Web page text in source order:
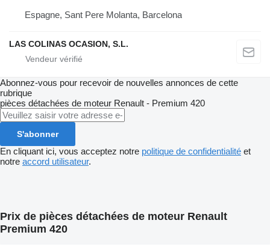
Espagne, Sant Pere Molanta, Barcelona
LAS COLINAS OCASION, S.L.
Abonnez-vous pour recevoir de nouvelles annonces de cette
rubrique
pièces détachées de moteur Renault - Premium 420
S'abonner
En cliquant ici, vous acceptez notre politique de confidentialité et
notre accord utilisateur.
Prix de pièces détachées de moteur Renault
Premium 420